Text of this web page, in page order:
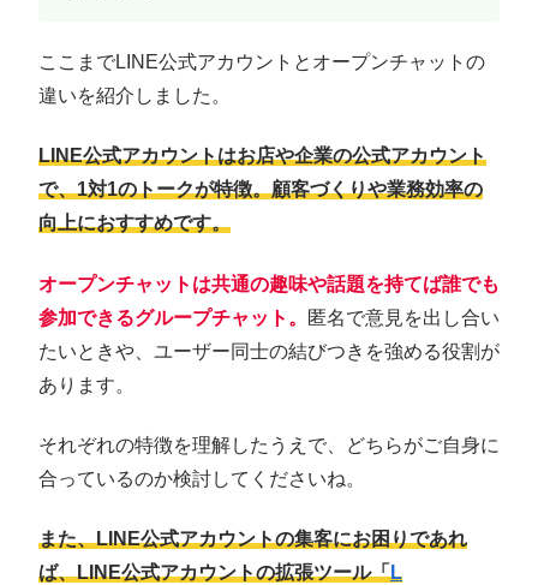
ここまでLINE公式アカウントとオープンチャットの
違いを紹介しました。
LINE公式アカウントはお店や企業の公式アカウント
で、1対1のトークが特徴。顧客づくりや業務効率の
向上におすすめです。
オープンチャットは共通の趣味や話題を持てば誰でも
参加できるグループチャット。
匿名で意見を出し合い
たいときや、ユーザー同士の結びつきを強める役割が
あります。
それぞれの特徴を理解したうえで、どちらがご自身に
合っているのか検討してくださいね。
また、LINE公式アカウントの集客にお困りであれ
ば、LINE公式アカウントの拡張ツール「L